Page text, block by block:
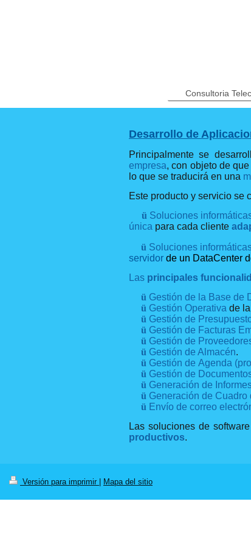
Consultoria
Desarrollo de
Principalmente se
empresa, con objeto de
lo que se traducirá en una
Este producto y servicio se
ü Soluciones
única para cada cliente
ü Soluciones
servidor de un DataCenter
Las principales
ü Gestión de la Base de
ü Gestión Operativa de
ü Gestión de
ü Gestión de Facturas
ü Gestión de
ü Gestión de Almacén.
ü Gestión de Agenda
ü Gestión de
ü Generación de
ü Generación de Cuadro
ü Envío de correo
Las soluciones de
productivos.
Versión para imprimir Mapa del sitio